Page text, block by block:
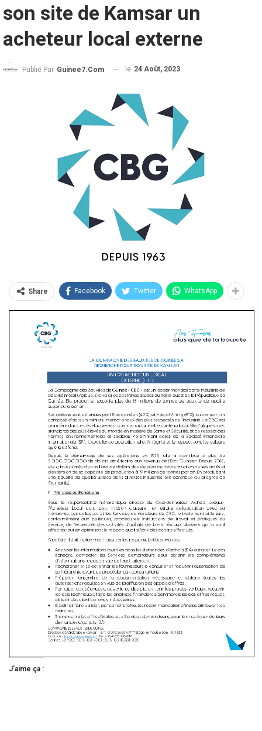
son site de Kamsar un
acheteur local externe
Publié Par Guinee7.com le 24 Août, 2023
Share Facebook Twitter WhatsApp
J’aime ça :